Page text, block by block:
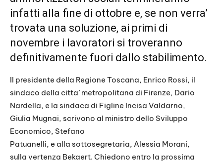
infatti alla fine di ottobre e, se non verra’
trovata una soluzione, ai primi di
novembre i lavoratori si troveranno
definitivamente fuori dallo stabilimento.
Il presidente della Regione Toscana, Enrico Rossi, il
sindaco della citta’ metropolitana di Firenze, Dario
Nardella, e la sindaca di Figline Incisa Valdarno,
Giulia Mugnai, scrivono al ministro dello Sviluppo
Economico, Stefano
Patuanelli, e alla sottosegretaria, Alessia Morani,
sulla vertenza Bekaert. Chiedono entro la prossima